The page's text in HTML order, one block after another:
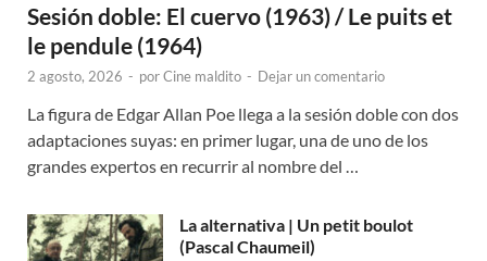
Sesión doble: El cuervo (1963) / Le puits et
le pendule (1964)
2 agosto, 2026 - porCine maldito - Dejar un comentario
La figura de Edgar Allan Poe llega a la sesión doble con dos
adaptaciones suyas: en primer lugar, una de uno de los
grandes expertos en recurrir al nombre del …
La alternativa | Un petit boulot
(Pascal Chaumeil)